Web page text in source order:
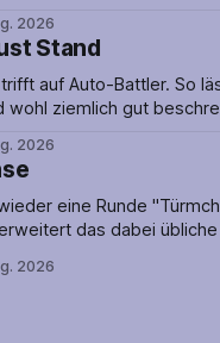
sondern auch ein wenig
dem
2026
Stand
auf Auto-Battler. So
wohl ziemlich gut
in das Geschehen ein,
Feind bringen. Nun könnte aber
sorgen, dass die
2026
eine Runde
das dabei
klar, aus welcher
2026